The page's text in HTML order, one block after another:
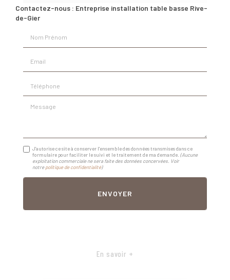
Contactez-nous : Entreprise installation table basse Rive-
de-Gier
Message
J'autorise ce site à conserver l'ensemble des données transmises dans ce
formulaire pour faciliter le suivi et le traitement de ma demande.(Aucune
exploitation commerciale ne sera faite des données concervées. Voir
notrepolitique de confidentialité)
En savoir +